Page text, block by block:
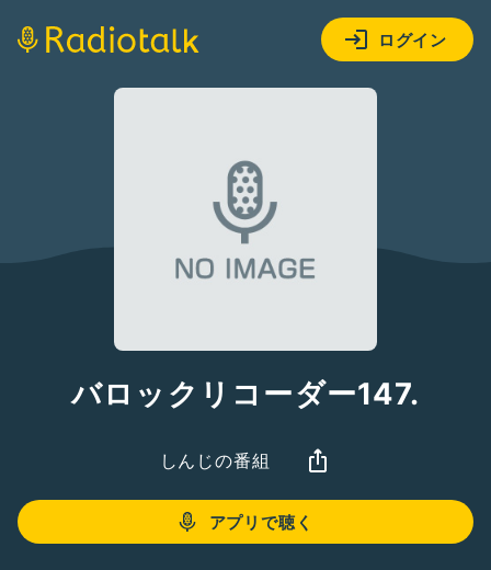
ログイン
バロックリコーダー147.
しんじの番組
アプリで聴く